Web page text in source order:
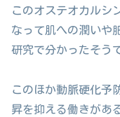
このオステオカルシ
なって肌への潤いや
研究で分かったそう
このほか動脈硬化予
昇を抑える働きがあ